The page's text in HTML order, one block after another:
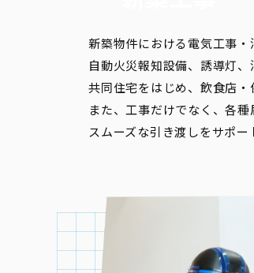
新築物件における電気工事・
自動火災報知設備、誘導灯、
共同住宅をはじめ、飲食店・
また、工事だけでなく、各
スムーズな引き渡しをサポー